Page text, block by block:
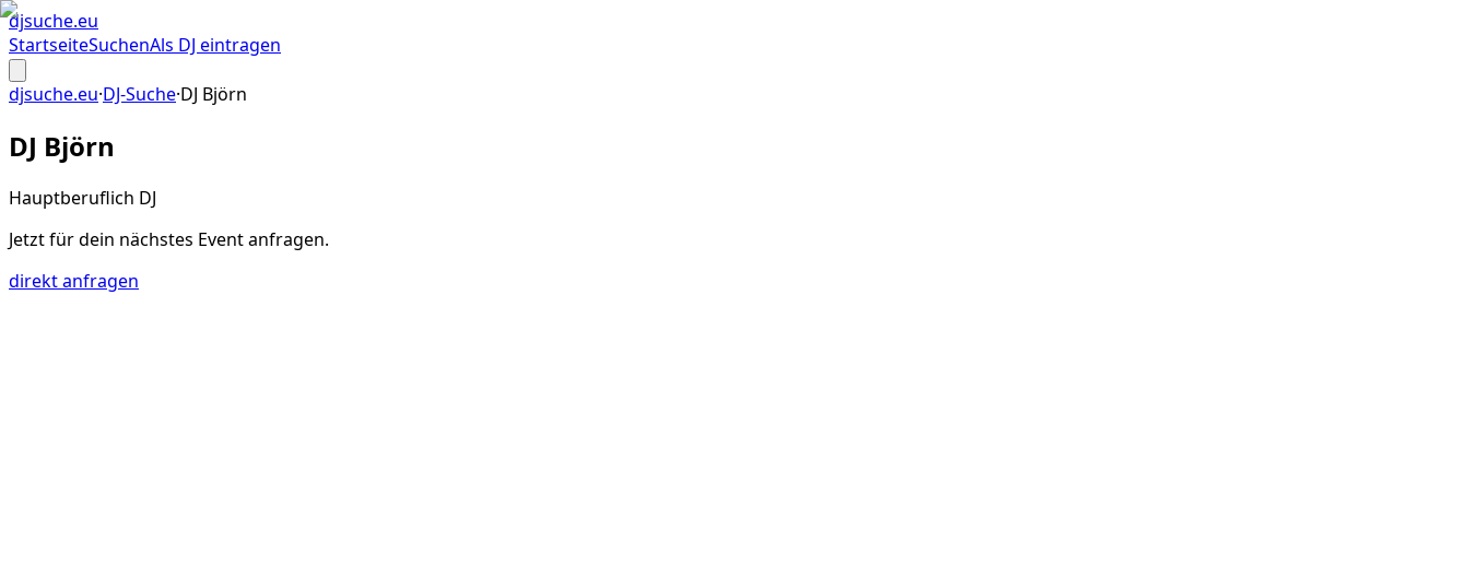
djsuche.eu
StartseiteSuchenAls DJ eintragen
djsuche.eu·DJ-Suche·DJ Björn
DJ Björn
Hauptberuflich DJ
Jetzt für dein nächstes Eventanfragen.
direkt anfragen